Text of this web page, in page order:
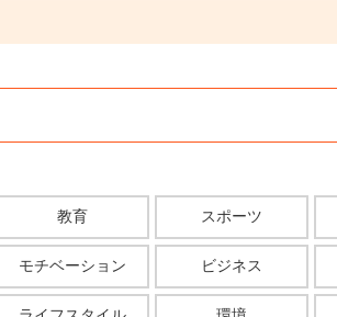
教育 スポーツ
モチベーション ビジネス